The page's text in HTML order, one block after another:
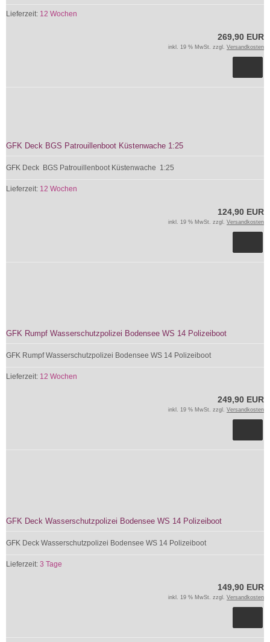
Lieferzeit: 12 Wochen
269,90 EUR
inkl. 19 % MwSt. zzgl. Versandkosten
GFK Deck BGS Patrouillenboot Küstenwache 1:25
GFK Deck BGS Patrouillenboot Küstenwache 1:25
Lieferzeit: 12 Wochen
124,90 EUR
inkl. 19 % MwSt. zzgl. Versandkosten
GFK Rumpf Wasserschutzpolizei Bodensee WS 14 Polizeiboot
GFK Rumpf Wasserschutzpolizei Bodensee WS 14 Polizeiboot
Lieferzeit: 12 Wochen
249,90 EUR
inkl. 19 % MwSt. zzgl. Versandkosten
GFK Deck Wasserschutzpolizei Bodensee WS 14 Polizeiboot
GFK Deck Wasserschutzpolizei Bodensee WS 14 Polizeiboot
Lieferzeit: 3 Tage
149,90 EUR
inkl. 19 % MwSt. zzgl. Versandkosten